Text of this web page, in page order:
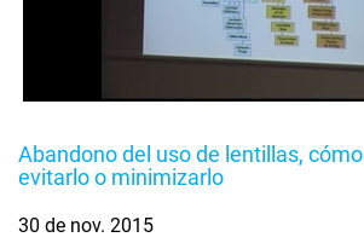
Abandono del uso de lentillas, cómo
evitarlo o minimizarlo
30 de nov. 2015